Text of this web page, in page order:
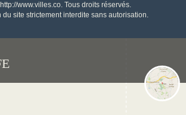
www.villes.co. Tous droits réservés.
du site strictement interdite sans autorisation.